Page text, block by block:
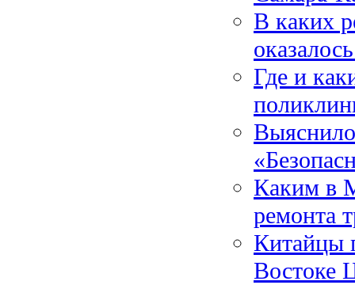
В каких
Где и
Каким в
ремонта
Китайцы
Востоке